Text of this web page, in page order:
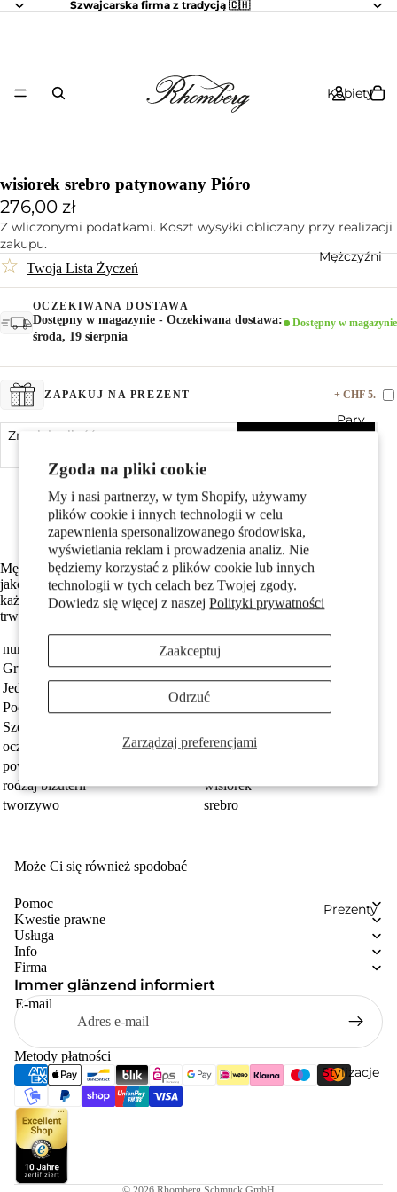
Zgoda na pliki cookie
My i nasi partnerzy, w tym Shopify, używamy
plików cookie i innych technologii w celu
zapewnienia spersonalizowanego środowiska,
wyświetlania reklam i prowadzenia analiz. Nie
będziemy korzystać z plików cookie lub innych
technologii w tych celach bez Twojej zgody.
Dowiedz się więcej z naszejPolityki prywatności
Zarządzaj preferencjami
Zaakceptuj
Odrzuć
Szwajcarska firma z tradycją 🇨🇭
Kobiety
Mężczyźni
Pary
Prezenty
Stylizacje
wisiorek srebro patynowany Pióro
276,00 zł
Z wliczonymi podatkami. Koszt wysyłki obliczany przy realizacji
zakupu.
☆ Twoja Lista Życzeń
OCZEKIWANA DOSTAWA
Dostępny w magazynie - Oczekiwana dostawa:
środa, 19 sierpnia
Dostępny w magazynie
ZAPAKUJ NA PREZENT + CHF 5.-
Zmniejsz ilość
Made in Germany
Srebro próby 925 z próbą 925
Średnica wewnętrzna oczka wynosi 3.0 mm
Darmowa dostawa
Męski wisiorek z motywem pióra, wykonany ze srebra wysokiej
jakości. Stylowy i wyrazisty dodatek, który podkreśli charakter
każdego mężczyzny. Idealny na co dzień i specjalne okazje. Lekki,
trwały i łatwy do dopasowania do różnych łańcuszków.
numer zamówienia
113549
Grupa docelowa
Mężczyźni
Jednostka
sztuka
Pochodzenie
Made in Germany
Szerokość
oczko przyczepy
3.0 mm
powłoka
rodzaj biżuterii
wisiorek
tworzywo
srebro
Może Ci się również spodobać
Pomoc
Kwestie prawne
Usługa
Info
Firma
Immer glänzend informiert
E-mail
Metody płatności